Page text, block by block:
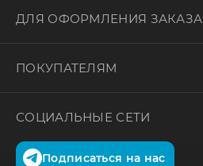
ДЛЯ ОФОРМЛЕНИЯ ЗАКАЗА
ПОКУПАТЕЛЯМ
СОЦИАЛЬНЫЕ СЕТИ
Подписаться на нас